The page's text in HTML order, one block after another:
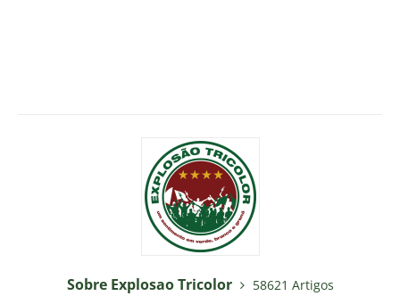
Sobre Explosao Tricolor
58621 Artigos